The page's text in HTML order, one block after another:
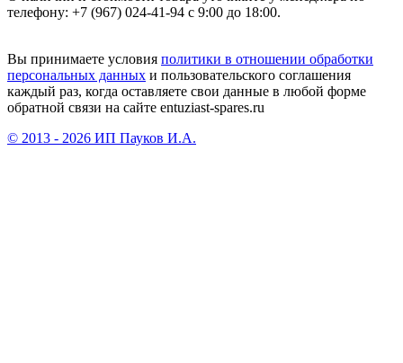
телефону: +7 (967) 024-41-94 с 9:00 до 18:00.
Вы принимаете условия политики в отношении обработки
персональных данных и пользовательского соглашения
каждый раз, когда оставляете свои данные в любой форме
обратной связи на сайте entuziast-spares.ru
© 2013 - 2026 ИП Пауков И.А.